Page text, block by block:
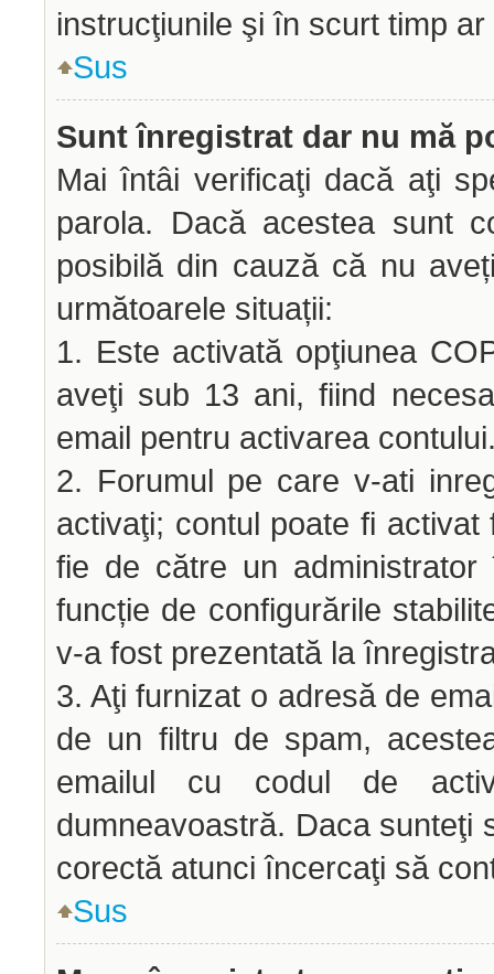
instrucţiunile şi în scurt timp
Sus
Sunt înregistrat dar nu mă
Mai întâi verificaţi dacă aţi
parola. Dacă acestea sunt
posibilă din cauză că nu
următoarele situații:
1. Este activată opţiunea
aveţi sub 13 ani, fiind
email pentru activarea
2. Forumul pe care v-ati
activaţi; contul poate fi
fie de către un
funcție de configurările
v-a fost prezentată la
3. Aţi furnizat o adresă de
de un filtru de spam,
emailul cu codul de
dumneavoastră. Daca sunteţi
corectă atunci încercaţi să
Sus